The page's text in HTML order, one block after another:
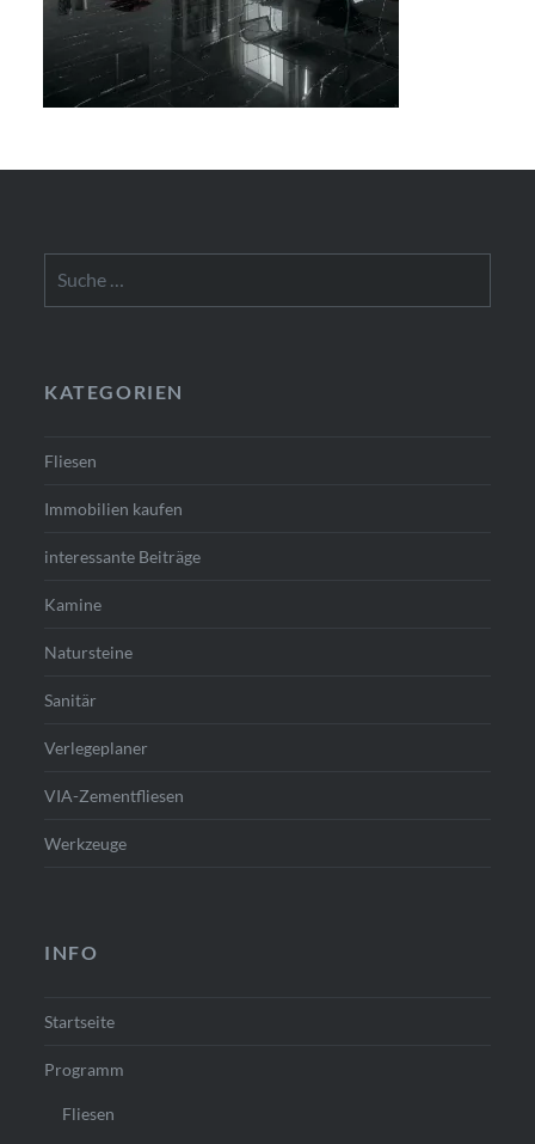
nach:
KATEGORIEN
Fliesen
Immobilien kaufen
interessante Beiträge
Kamine
Natursteine
Sanitär
Verlegeplaner
VIA-Zementfliesen
Werkzeuge
INFO
Startseite
Programm
Fliesen